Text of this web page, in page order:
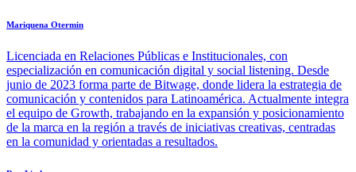
Mariquena Otermin
Licenciada en Relaciones Públicas e Institucionales, con
especialización en comunicación digital y social listening. Desde
junio de 2023 forma parte de Bitwage, donde lidera la estrategia de
comunicación y contenidos para Latinoamérica. Actualmente integra
el equipo de Growth, trabajando en la expansión y posicionamiento
de la marca en la región a través de iniciativas creativas, centradas
en la comunidad y orientadas a resultados.